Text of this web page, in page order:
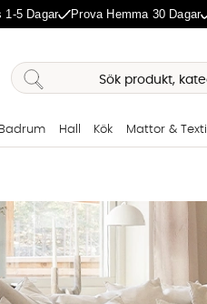
1-5 Dagar Prova Hemma 30 Dagar
Hall Kök Mattor & Textil